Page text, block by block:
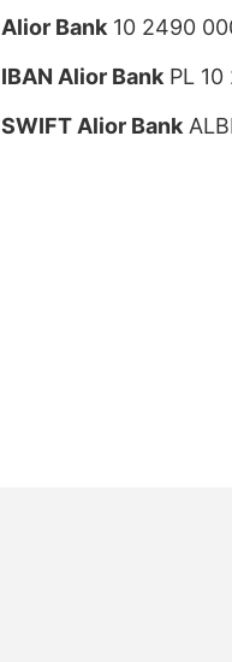
Alior Bank 10 2490
IBAN Alior Bank PL
SWIFT Alior Bank